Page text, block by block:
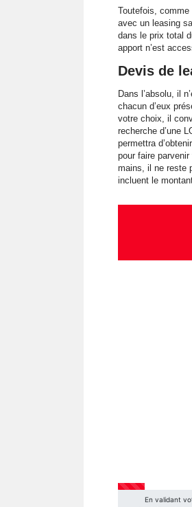
Toutefois,
avec un leasing
dans le prix total
apport n’est
Devis de
Dans l’absolu, il
chacun d’eux
votre choix, il
recherche d’une
permettra
pour faire
mains, il ne reste
incluent le